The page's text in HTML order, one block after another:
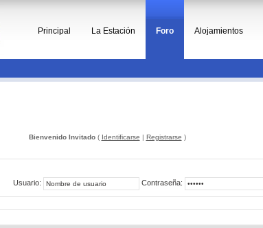
Principal La Estación Foro Alojamientos
Bienvenido Invitado( Identificarse | Registrarse )
Usuario: Contraseña: